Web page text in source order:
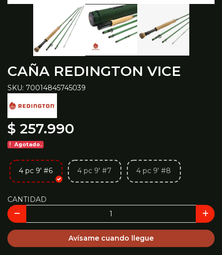
CAÑA REDINGTON VICE
SKU: 70014845745039
$ 257.990
Agotado.
4 pc 9' #6 4 pc 9' #7 4 pc 9' #8
CANTIDAD
Avísame cuando llegue